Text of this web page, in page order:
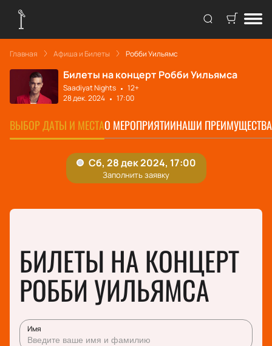
Главная Афиша и Билеты Робби Уильямс
Билеты на концерт Робби Уильямса
Saadiyat Nights
12+
28 дек. 2024
17:00
ВЫБОР ДАТЫ И МЕСТАО МЕРОПРИЯТИИНАШИ ПРЕИМУЩЕСТВА
БИЛЕТЫ НА КОНЦЕРТ
РОББИ УИЛЬЯМСА
Имя